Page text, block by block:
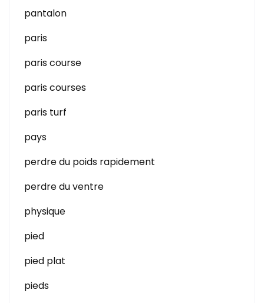
pantalon
paris
paris course
paris courses
paris turf
pays
perdre du poids rapidement
perdre du ventre
physique
pied
pied plat
pieds